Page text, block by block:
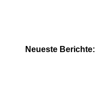
Neueste Berichte: